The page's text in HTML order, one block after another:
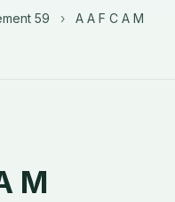
59 › A A F C A M
M